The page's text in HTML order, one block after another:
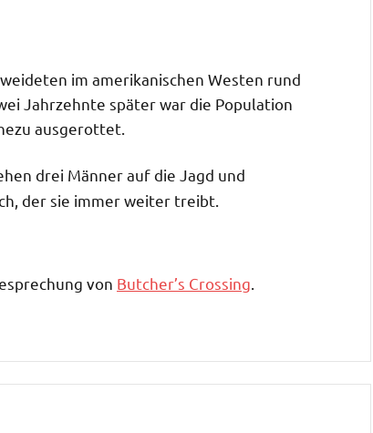
im amerikanischen Westen rund
Jahrzehnte später war die Population
ausgerottet.
drei Männer auf die Jagd und
der sie immer weiter treibt.
von Butcher’s Crossing